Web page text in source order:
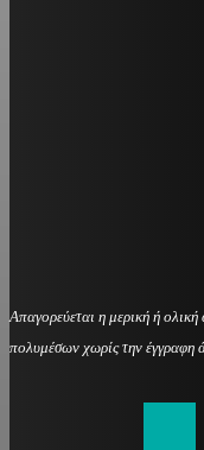
Απαγορεύεται η μερική ή
πολυμέσων χωρίς την